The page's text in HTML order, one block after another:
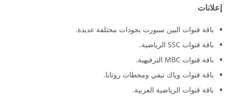
إعلانات
باقة قنوات البين سبورت بجودات مختلفة عديدة.
باقة قنوات SSC الرياضية.
باقة قنوات MBC الترفيهية.
باقة قنوات وياك تيفي ومحطات روتانا.
باقة قنوات الرياضية العربية.